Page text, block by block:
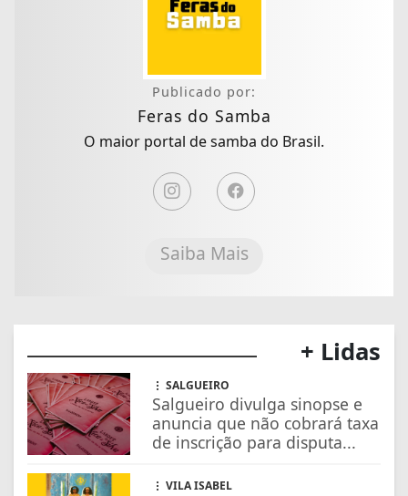
Publicado por:
Feras do Samba
O maior portal de samba do Brasil.
Saiba Mais
+ Lidas
SALGUEIRO
Salgueiro divulga sinopse e
anuncia que não cobrará taxa
de inscrição para disputa...
VILA ISABEL